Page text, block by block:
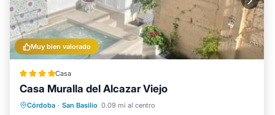
Muy bien valorado
Casa
Casa Muralla del Alcazar Viejo
Córdoba · San Basilio 0.09 mi al centro
Frente al mar Piscina